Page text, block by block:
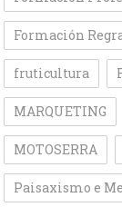
Formación
fruticultura
MARQUETING
MOTOSERRA
Paisaxismo e